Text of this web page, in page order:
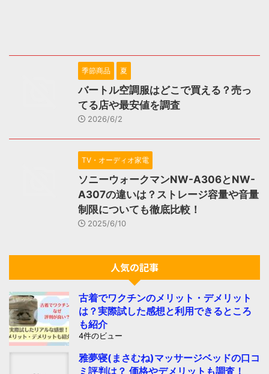
季節商品 夏
バートル空調服はどこで買える？売っ
てる店や最安値を調査
2026/6/2
TV・オーディオ家電
ソニーウォークマンNW-A306とNW-
A307の違いは？ストレージ容量や音量
制限についても徹底比較！
2025/6/10
人気の記事
古着でワクチンのメリット・デメリット
は？実際試した感想と利用できるところ
も紹介
4件のビュー
雅夢寝(まさむね)マッサージベッドの口コ
ミ評判は？ 価格やデメリットも調査！